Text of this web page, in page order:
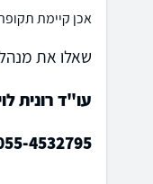
אכן קיימת
שאלו את
עו"ד רונית
4532795